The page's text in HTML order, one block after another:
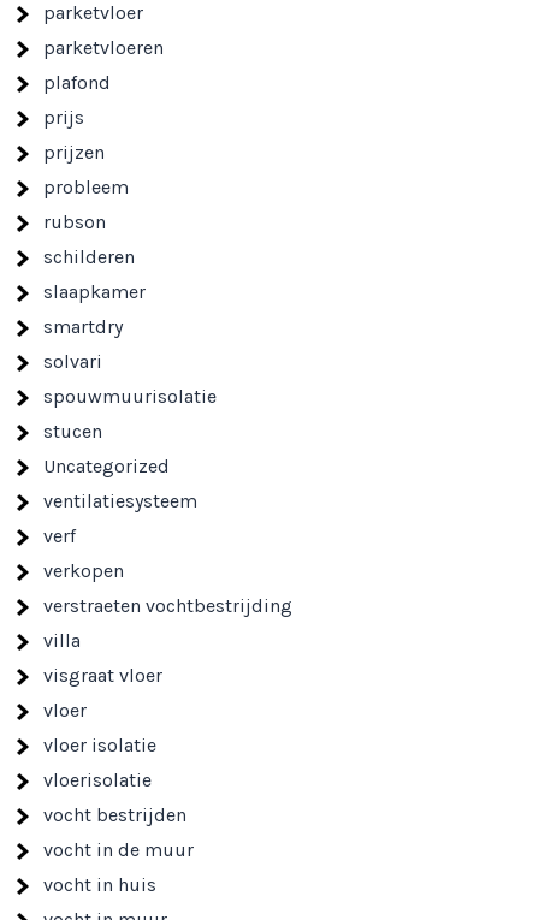
parketvloer
parketvloeren
plafond
prijs
prijzen
probleem
rubson
schilderen
slaapkamer
smartdry
solvari
spouwmuurisolatie
stucen
Uncategorized
ventilatiesysteem
verf
verkopen
verstraeten vochtbestrijding
villa
visgraat vloer
vloer
vloer isolatie
vloerisolatie
vocht bestrijden
vocht in de muur
vocht in huis